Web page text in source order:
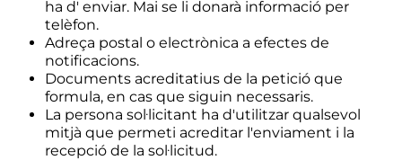
ha d' enviar. Mai se li donarà informació per
telèfon.
Adreça postal o electrònica a efectes de
notificacions.
Documents acreditatius de la petició que
formula, en cas que siguin necessaris.
La persona sol·licitant ha d'utilitzar qualsevol
mitjà que permeti acreditar l'enviament i la
recepció de la sol·licitud.